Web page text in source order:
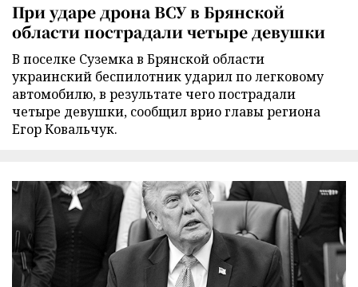
При ударе дрона ВСУ в Брянской
области пострадали четыре девушки
В поселке Суземка в Брянской области
украинский беспилотник ударил по легковому
автомобилю, в результате чего пострадали
четыре девушки, сообщил врио главы региона
Егор Ковальчук.